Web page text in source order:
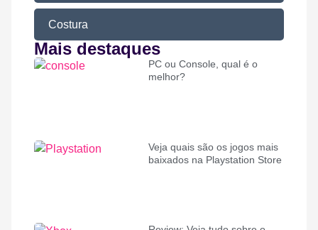
Costura
Mais destaques
PC ou Console, qual é o
melhor?
Veja quais são os jogos mais
baixados na Playstation Store